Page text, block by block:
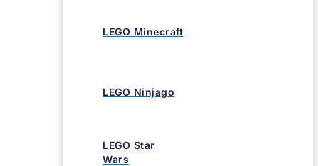
LEGO Minecraft
LEGO Ninjago
LEGO Star
Wars